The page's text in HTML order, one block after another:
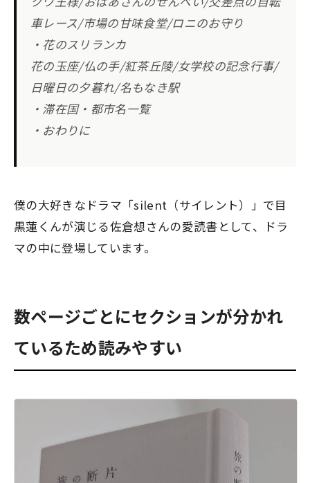
車レース/市場の甘味食堂/ロニのお守り
・花のスリランカ
花の玉座/仏の手/紅茶丘陵/女学校の記念行事/
日曜日の夕暮れ/名もなき駅
・滞在国・都市名一覧
・おわりに
僕の大好きなドラマ「silent（サイレント）」で目
黒蓮くんが演じる佐倉想さんの愛読書として、ドラ
マの中に登場しています。
数ページごとにセクションが分かれ
ているため読みやすい